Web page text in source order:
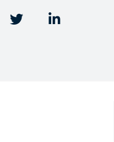
 